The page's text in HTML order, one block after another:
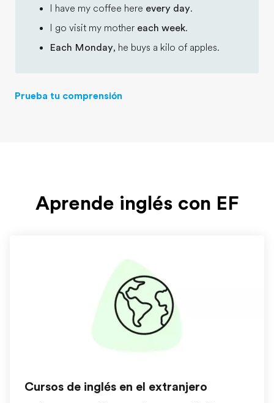
I have my coffee here every day.
I go visit my mother each week.
Each Monday, he buys a kilo of apples.
Prueba tu comprensión
Aprende inglés con EF
Cursos de inglés en el extranjero